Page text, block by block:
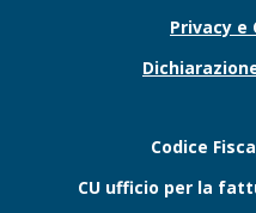
Privacy e
Codice
CU ufficio per la